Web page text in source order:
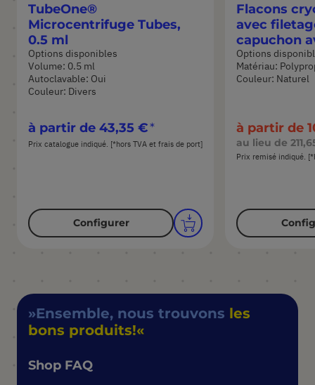
TubeOne®
Microcentrifuge Tubes,
0.5 ml
Options disponibles
Volume: 0.5 ml
Autoclavable: Oui
Couleur: Divers
à partir de 43,35 €
Prix catalogue indiqué. [*hors TVA et frais de port]
Configurer
Flacons
avec
capuchon
silicone
Options
Matériau:
Couleur: Naturel
à partir de
au lieu de
Prix remisé indiqué.
Ensemble, nous trouvons les
bons produits!
Shop FAQ